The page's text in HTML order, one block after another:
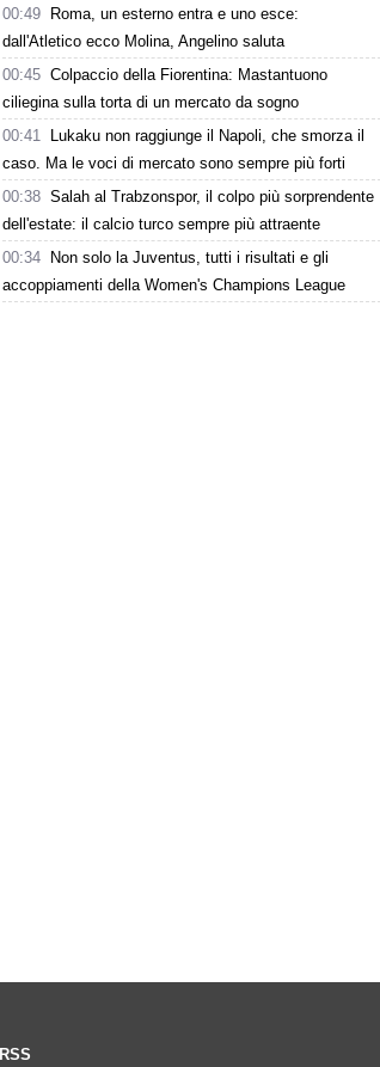
00:49
Roma, un esterno entra e uno esce:
dall'Atletico ecco Molina, Angelino saluta
00:45 Colpaccio della Fiorentina: Mastantuono
ciliegina sulla torta di un mercato da sogno
00:41
Lukaku non raggiunge il Napoli, che smorza il
caso. Ma le voci di mercato sono sempre più forti
00:38 Salah al Trabzonspor, il colpo più sorprendente
dell'estate: il calcio turco sempre più attraente
00:34
Non solo la Juventus, tutti i risultati e gli
accoppiamenti della Women's Champions League
RSS